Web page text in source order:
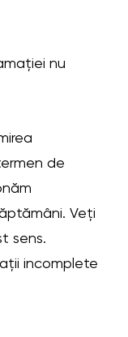
nu
de
Veți
sens.
incomplete